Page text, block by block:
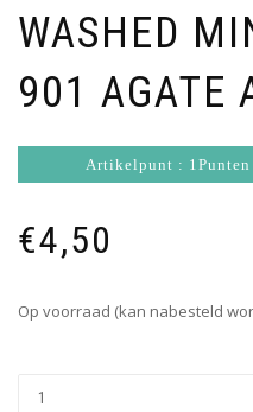
WASHED
901 AGATE
Artikelpunt : 1Punten
€4,50
Op voorraad (kan nabesteld